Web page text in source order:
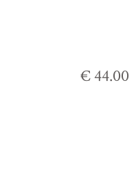
€ 44.00